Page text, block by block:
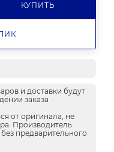
КУПИТЬ
и доставки будут
заказа
от оригинала, не
Производитель
предварительного